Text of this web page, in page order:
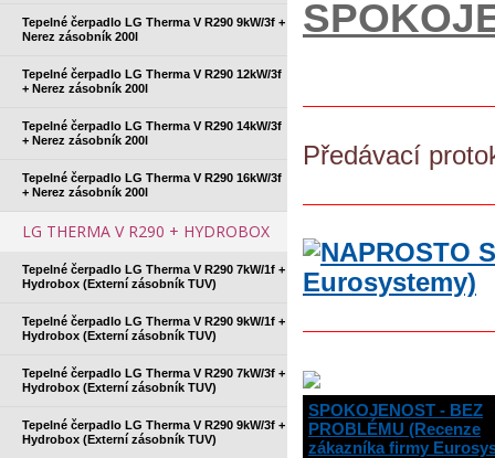
Tepelné čerpadlo LG Therma V R290 9kW/3f +
Nerez zásobník 200l
Tepelné čerpadlo LG Therma V R290 12kW/3f
+ Nerez zásobník 200l
Tepelné čerpadlo LG Therma V R290 14kW/3f
+ Nerez zásobník 200l
Tepelné čerpadlo LG Therma V R290 16kW/3f
+ Nerez zásobník 200l
LG THERMA V R290 + HYDROBOX
Tepelné čerpadlo LG Therma V R290 7kW/1f +
Hydrobox (Externí zásobník TUV)
Tepelné čerpadlo LG Therma V R290 9kW/1f +
Hydrobox (Externí zásobník TUV)
Tepelné čerpadlo LG Therma V R290 7kW/3f +
Hydrobox (Externí zásobník TUV)
Tepelné čerpadlo LG Therma V R290 9kW/3f +
Hydrobox (Externí zásobník TUV)
Předávací
SPOKOJENOST - BEZ
PROBLÉMU (Recenze
zákazníka firmy